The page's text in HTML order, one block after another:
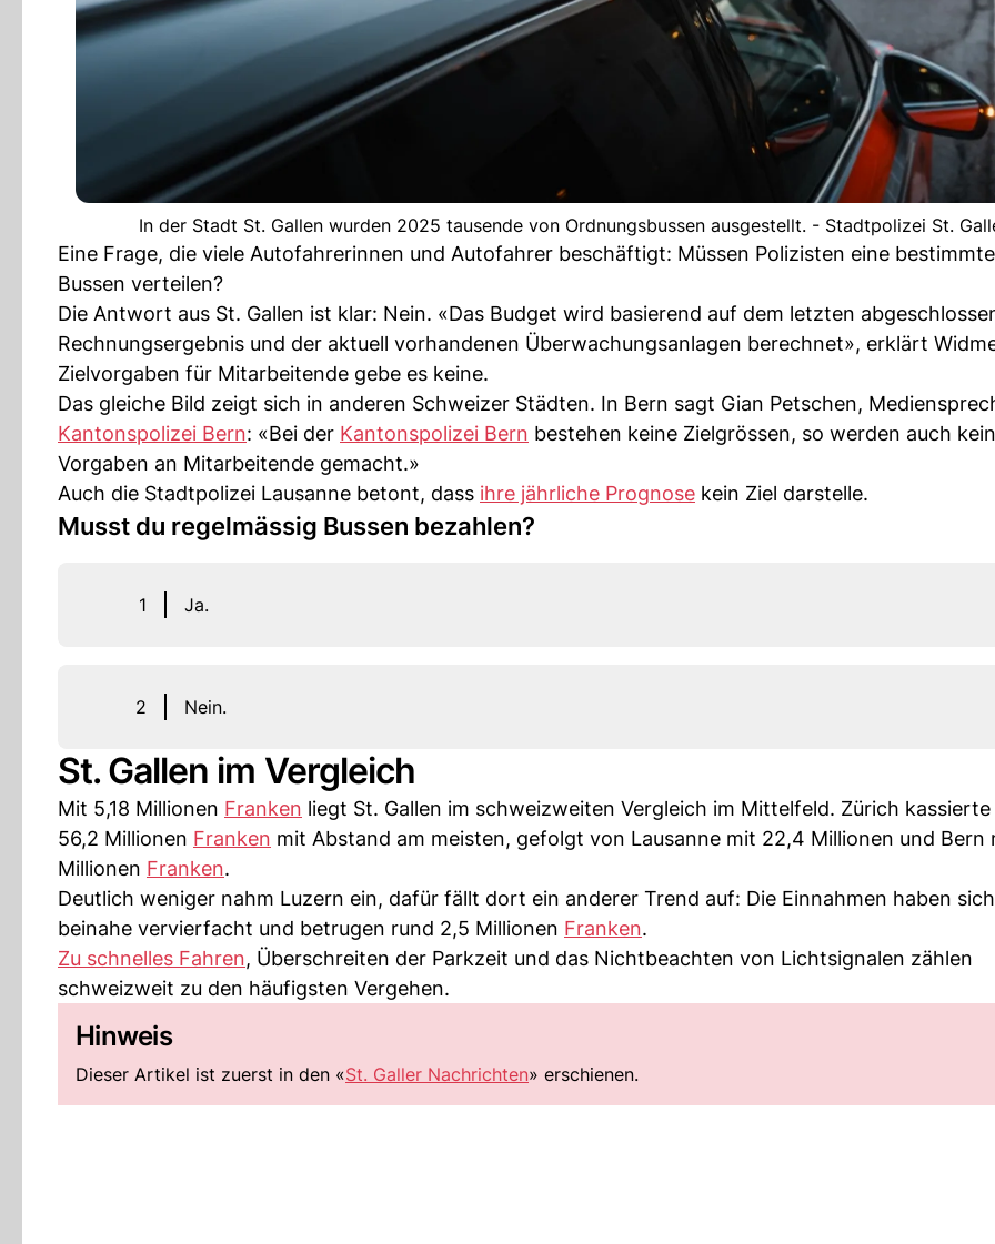
In der Stadt St. Gallen wurden 2025 tausende von Ordnungsbussen ausgestellt. - Stadtpolizei St.
Eine Frage, die viele Autofahrerinnen und Autofahrer beschäftigt: Müssen Polizisten eine
Bussen verteilen?
Die Antwort aus St. Gallen ist klar: Nein. «Das Budget wird basierend auf dem letzten
Rechnungsergebnis und der aktuell vorhandenen Überwachungsanlagen berechnet», erklärt
Zielvorgaben für Mitarbeitende gebe es keine.
Das gleiche Bild zeigt sich in anderen Schweizer Städten. In Bern sagt Gian Petschen,
Kantonspolizei Bern: «Bei der Kantonspolizei Bern bestehen keine Zielgrössen, so werden auch
Vorgaben an Mitarbeitende gemacht.»
Auch die Stadtpolizei Lausanne betont, dass ihre jährliche Prognose kein Ziel darstelle.
Musst du regelmässig Bussen bezahlen?
1 Ja.
2 Nein.
St. Gallen im Vergleich
Mit 5,18 Millionen Franken liegt St. Gallen im schweizweiten Vergleich im Mittelfeld. Zürich
56,2 Millionen Franken mit Abstand am meisten, gefolgt von Lausanne mit 22,4 Millionen und Bern
Millionen Franken.
Deutlich weniger nahm Luzern ein, dafür fällt dort ein anderer Trend auf: Die Einnahmen haben
beinahe vervierfacht und betrugen rund 2,5 Millionen Franken.
Zu schnelles Fahren, Überschreiten der Parkzeit und das Nichtbeachten von Lichtsignalen zählen
schweizweit zu den häufigsten Vergehen.
Hinweis
Dieser Artikel ist zuerst in den «St. Galler Nachrichten» erschienen.